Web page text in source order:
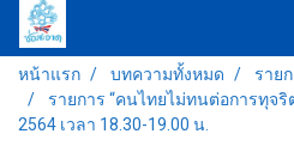
หน้าแรก บทความทั้งหมด
ราย
รายการ “คนไทยไม่ทนต่อการทุจ
2564 เวลา 18.30-19.00 น.